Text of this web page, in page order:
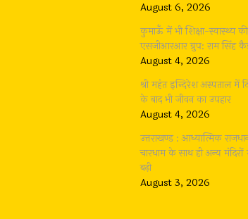
August 6, 2026
कुमाऊँ में भी शिक्षा-स्वास्थ्य
एसजीआरआर ग्रुप: राम सिंह
August 4, 2026
श्री महंत इन्दिरेश अस्पताल में
के बाद भी जीवन का उपहार
August 4, 2026
उत्तराखण्ड : आध्यात्मिक
चारधाम के साथ ही अन्य
बढ़ी
August 3, 2026